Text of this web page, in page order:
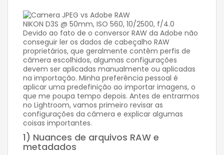
NIKON D3S @ 50mm, ISO 560, 10/2500, f/4.0
Devido ao fato de o conversor RAW da Adobe não
conseguir ler os dados de cabeçalho RAW
proprietários, que geralmente contêm perfis de
câmera escolhidos, algumas configurações
devem ser aplicadas manualmente ou aplicadas
na importação. Minha preferência pessoal é
aplicar uma predefinição ao importar imagens, o
que me poupa tempo depois. Antes de entrarmos
no Lightroom, vamos primeiro revisar as
configurações da câmera e explicar algumas
coisas importantes.
1) Nuances de arquivos RAW e
metadados